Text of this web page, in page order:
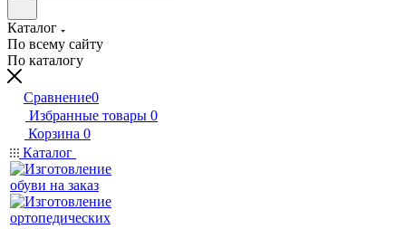
Каталог
По всему сайту
По каталогу
Сравнение0
Избранные товары 0
Корзина 0
Каталог